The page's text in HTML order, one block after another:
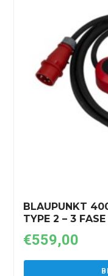
BLAUPUNKT
TYPE 2 – 3
€559,00